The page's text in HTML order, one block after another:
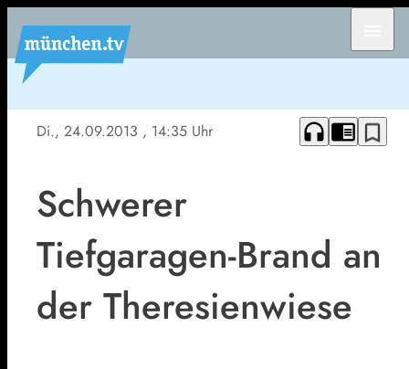
Di., 24.09.2013 , 14:35 Uhr headphones chrome_reader_mode bookmark_border
Schwerer
Tiefgaragen-Brand an
der Theresienwiese